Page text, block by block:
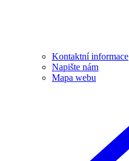
Kontaktní informace
Napište nám
Mapa webu